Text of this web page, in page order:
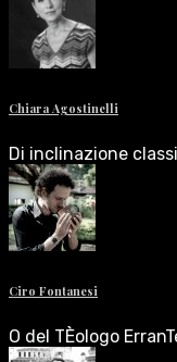
Chiara Agostinelli
Di inclinazione
Ciro Fontanesi
O del TÈologo